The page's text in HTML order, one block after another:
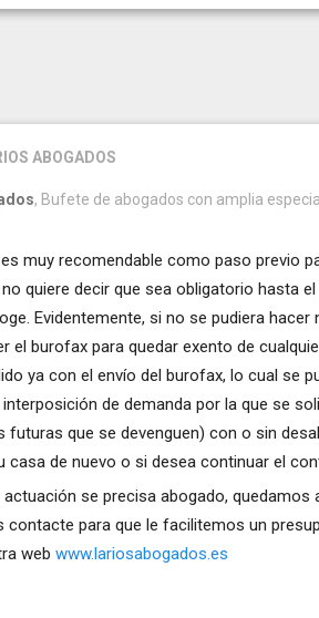
ABOGADOS
, Bufete de abogados con amplia
muy recomendable como paso previo
quiere decir que sea obligatorio hasta
Evidentemente, si no se pudiera
el burofax para quedar exento de
ya con el envío del burofax, lo cual se
de demanda por la que se
futuras que se devenguen) con o sin
casa de nuevo o si desea continuar el
actuación se precisa abogado,
para que le facilitemos un
web www.lariosabogados.es